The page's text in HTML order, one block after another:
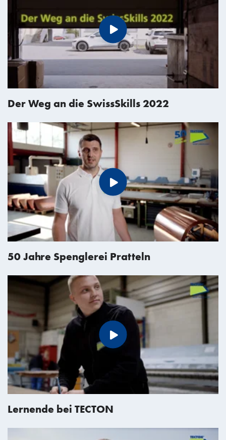
Der Weg an die SwissSkills 2022
50 Jahre Spenglerei Pratteln
Lernende bei TECTON